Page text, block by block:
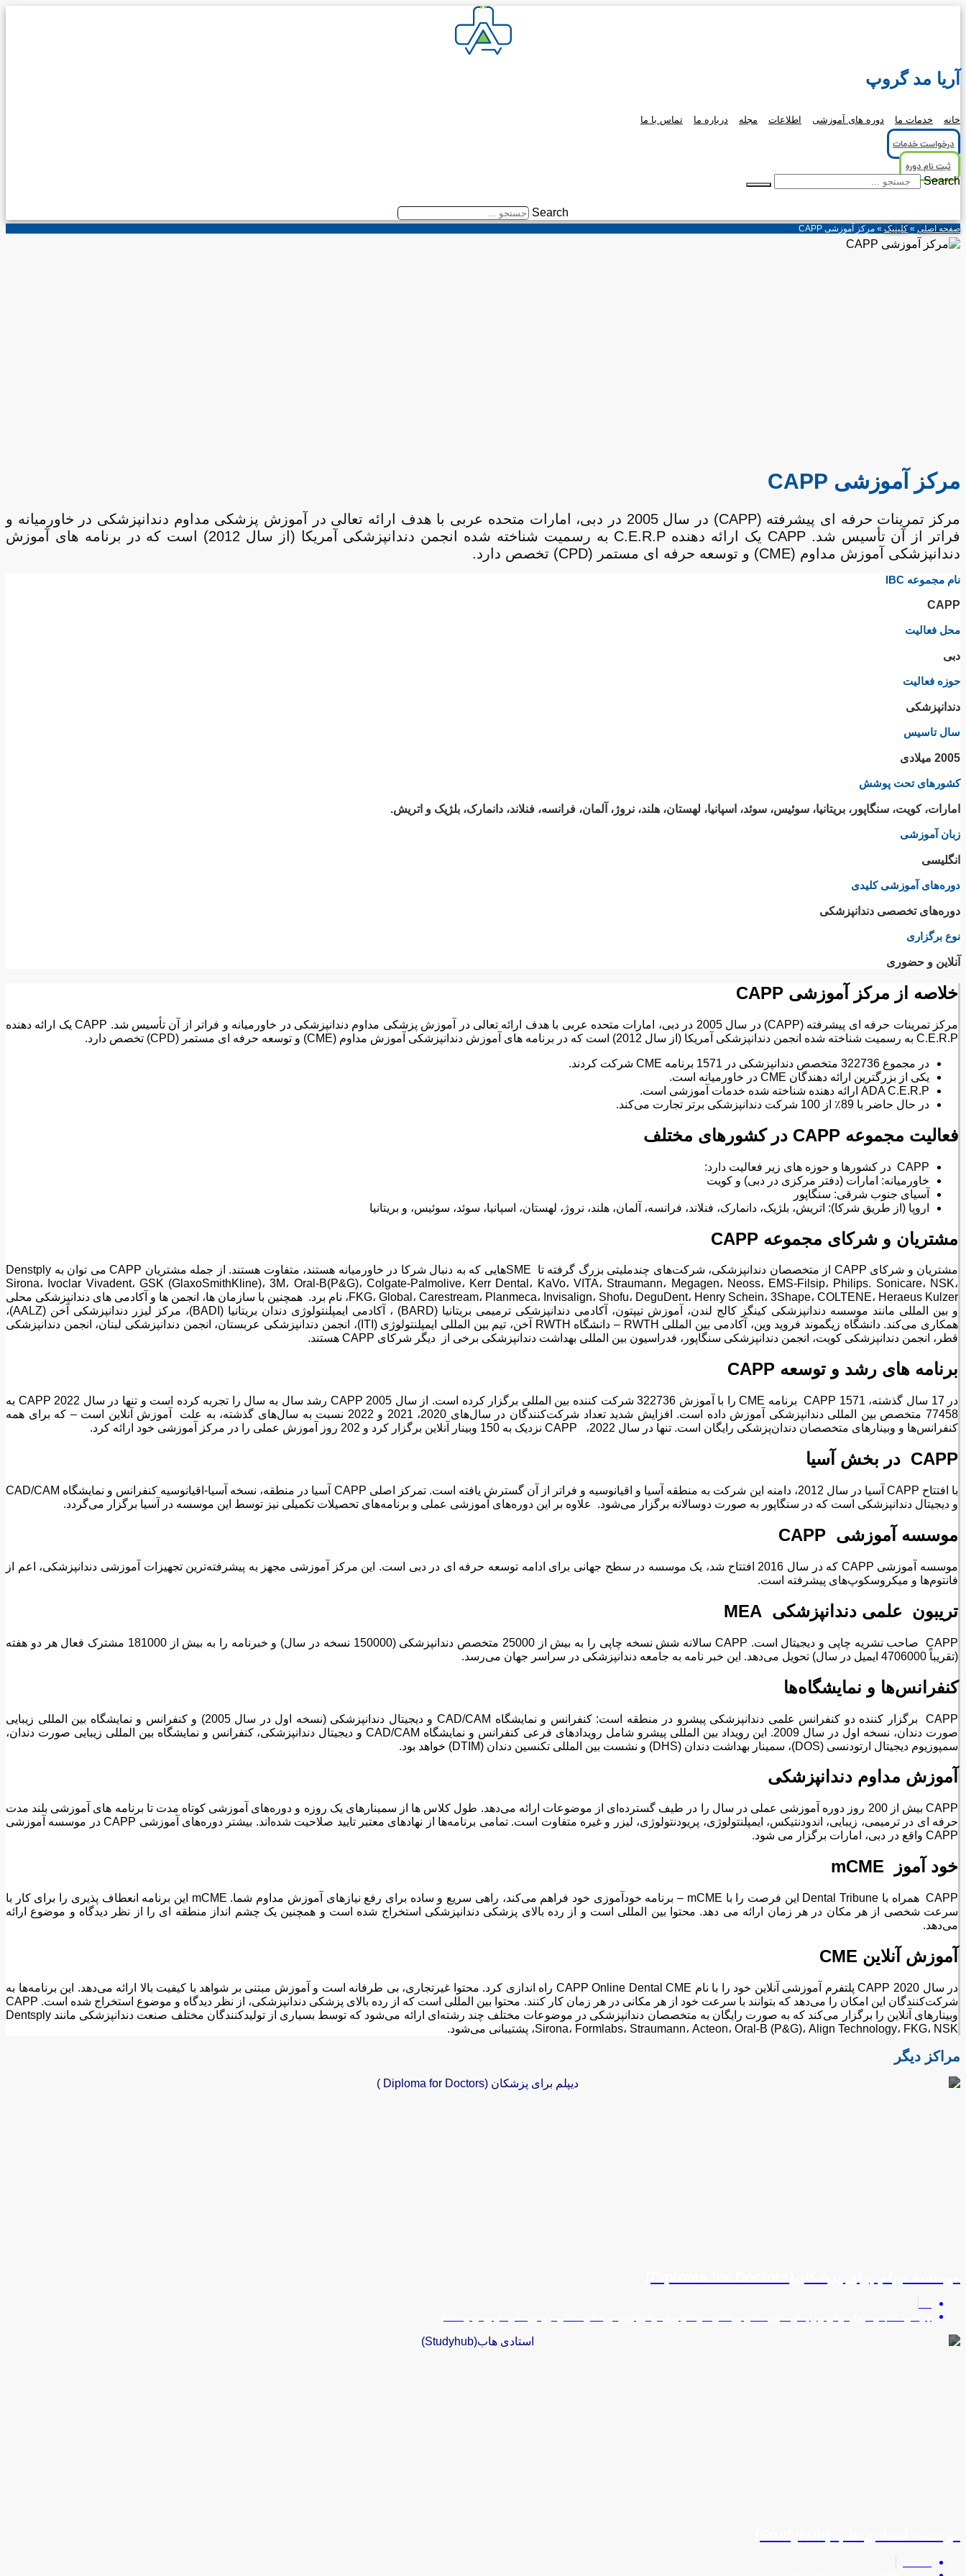
آریا مد گروپ
خانه خدمات ما دوره های آموزشی اطلاعات مجله درباره ما تماس با ما
درخواست خدمات
ثبت نام دوره
Search
Search
صفحه اصلی » کلینیک » مرکز آموزشی CAPP
مرکز آموزشی CAPP
مرکز تمرینات حرفه ای پیشرفته (CAPP) در سال 2005 در دبی، امارات متحده عربی با هدف ارائه تعالی در آموزش پزشکی مداوم دندانپزشکی در خاورمیانه و
فراتر از آن تأسیس شد. CAPP یک ارائه دهنده C.E.R.P به رسمیت شناخته شده انجمن دندانپزشکی آمریکا (از سال 2012) است که در برنامه های آموزش
دندانپزشکی آموزش مداوم (CME) و توسعه حرفه ای مستمر (CPD) تخصص دارد.
نام مجموعه IBC
CAPP
محل فعالیت
دبی
حوزه فعالیت
دندانپزشکی
سال تاسیس
2005 میلادی
کشورهای تحت پوشش
امارات، کویت، سنگاپور، بریتانیا، سوئیس، سوئد، اسپانیا، لهستان، هلند، نروژ، آلمان، فرانسه، فنلاند، دانمارک، بلژیک و اتریش.
زبان آموزشی
انگلیسی
دوره‌های آموزشی کلیدی
دوره‌های تخصصی دندانپزشکی
نوع برگزاری
آنلاین و حضوری
خلاصه از مرکز آموزشی CAPP
مرکز تمرینات حرفه ای پیشرفته (CAPP) در سال 2005 در دبی، امارات متحده عربی با هدف ارائه تعالی در آموزش پزشکی مداوم دندانپزشکی در خاورمیانه و فراتر از آن تأسیس شد. CAPP یک ارائه دهنده
C.E.R.P به رسمیت شناخته شده انجمن دندانپزشکی آمریکا (از سال 2012) است که در برنامه های آموزش دندانپزشکی آموزش مداوم (CME) و توسعه حرفه ای مستمر (CPD) تخصص دارد.
در مجموع 322736 متخصص دندانپزشکی در 1571 برنامه CME شرکت کردند.
یکی از بزرگترین ارائه دهندگان CME در خاورمیانه است.
ADA C.E.R.P ارائه دهنده شناخته شده خدمات آموزشی است.
در حال حاضر با 89٪ از 100 شرکت دندانپزشکی برتر تجارت می‌کند.
فعالیت مجموعه CAPP در کشورهای مختلف
CAPP در کشورها و حوزه های زیر فعالیت دارد:
خاورمیانه: امارات (دفتر مرکزی در دبی) و کویت
آسیای جنوب شرقی: سنگاپور
اروپا (از طریق شرکا): اتریش، بلژیک، دانمارک، فنلاند، فرانسه، آلمان، هلند، نروژ، لهستان، اسپانیا، سوئد، سوئیس، و بریتانیا
مشتریان و شرکای مجموعه CAPP
مشتریان و شرکای CAPP از متخصصان دندانپزشکی، شرکت‌های چندملیتی بزرگ گرفته تا SMEهایی که به دنبال شرکا در خاورمیانه هستند، متفاوت هستند. از جمله مشتریان CAPP می توان به Denstply
Sirona، Ivoclar Vivadent، GSK (GlaxoSmithKline)، 3M، Oral-B(P&G)، Colgate-Palmolive، Kerr Dental، KaVo، VITA، Straumann، Megagen، Neoss، EMS-Filsip، Philips. Sonicare، NSK،
FKG، Global، Carestream، Planmeca، Invisalign، Shofu، DeguDent، Henry Schein، 3Shape، COLTENE، Heraeus Kulzer، نام برد. همچنین با سازمان ها، انجمن ها و آکادمی های دندانپزشکی محلی
و بین المللی مانند موسسه دندانپزشکی کینگز کالج لندن، آموزش تیپتون، آکادمی دندانپزشکی ترمیمی بریتانیا (BARD) ، آکادمی ایمپلنتولوژی دندان بریتانیا (BADI)، مرکز لیزر دندانپزشکی آخن (AALZ)،
همکاری می‌کند. دانشگاه زیگموند فروید وین، آکادمی بین المللی RWTH – دانشگاه RWTH آخن، تیم بین المللی ایمپلنتولوژی (ITI)، انجمن دندانپزشکی عربستان، انجمن دندانپزشکی لبنان، انجمن دندانپزشکی
قطر، انجمن دندانپزشکی کویت، انجمن دندانپزشکی سنگاپور، فدراسیون بین المللی بهداشت دندانپزشکی برخی از دیگر شرکای CAPP هستند.
برنامه های رشد و توسعه CAPP
در 17 سال گذشته، CAPP 1571 برنامه CME را با آموزش 322736 شرکت کننده بین المللی برگزار کرده است. از سال 2005 CAPP رشد سال به سال را تجربه کرده است و تنها در سال 2022 CAPP به
77458 متخصص بین المللی دندانپزشکی آموزش داده است. افزایش شدید تعداد شرکت‌کنندگان در سال‌های 2020، 2021 و 2022 نسبت به سال‌های گذشته، به علت آموزش آنلاین است – که برای همه
کنفرانس‌ها و وبینارهای متخصصان دندان‌پزشکی رایگان است. تنها در سال 2022، CAPP نزدیک به 150 وبینار آنلاین برگزار کرد و 202 روز آموزش عملی را در مرکز آموزشی خود ارائه کرد.
CAPP در بخش آسیا
با افتتاح CAPP آسیا در سال 2012، دامنه این شرکت به منطقه آسیا و اقیانوسیه و فراتر از آن گسترش یافته است. تمرکز اصلی CAPP آسیا در منطقه، نسخه آسیا-اقیانوسیه کنفرانس و نمایشگاه CAD/CAM
و دیجیتال دندانپزشکی است که در سنگاپور به صورت دوسالانه برگزار می‌شود. علاوه بر این دوره‌های آموزشی عملی و برنامه‌های تحصیلات تکمیلی نیز توسط این موسسه در آسیا برگزار می‌گردد.
موسسه آموزشی
موسسه آموزشی CAPP که در سال 2016 افتتاح شد، یک موسسه در سطح جهانی برای ادامه توسعه حرفه ای در دبی است. این مرکز آموزشی مجهز به پیشرفته‌ترین تجهیزات آموزشی دندانپزشکی، اعم از
فانتوم‌ها و میکروسکوپ‌های پیشرفته است.
تریبون علمی دندانپزشکی
CAPP صاحب نشریه چاپی و دیجیتال است. CAPP سالانه شش نسخه چاپی را به بیش از 25000 متخصص دندانپزشکی (150000 نسخه در سال) و خبرنامه را به بیش از 181000 مشترک فعال هر دو هفته
(تقریباً 4706000 ایمیل در سال) تحویل می‌دهد. این خبر نامه به جامعه دندانپزشکی در سراسر جهان می‌رسد.
کنفرانس‌ها و نمایشگاه‌ها
CAPP برگزار کننده دو کنفرانس علمی دندانپزشکی پیشرو در منطقه است: کنفرانس و نمایشگاه CAD/CAM و دیجیتال دندانپزشکی (نسخه اول در سال 2005) و کنفرانس و نمایشگاه بین المللی زیبایی
صورت دندان، نسخه اول در سال 2009. این رویداد بین المللی پیشرو شامل رویدادهای فرعی کنفرانس و نمایشگاه CAD/CAM و دیجیتال دندانپزشکی، کنفرانس و نمایشگاه بین المللی زیبایی صورت دندان،
سمپوزیوم دیجیتال ارتودنسی (DOS)، سمینار بهداشت دندان (DHS) و نشست بین المللی تکنسین دندان (DTIM) خواهد بود.
آموزش مداوم دندانپزشکی
CAPP بیش از 200 روز دوره آموزشی عملی در سال را در طیف گسترده‌ای از موضوعات ارائه می‌دهد. طول کلاس ها از سمینارهای یک روزه و دوره‎‌های آموزشی کوتاه مدت تا برنامه های آموزشی بلند مدت
حرفه ای در ترمیمی، زیبایی، اندودنتیکس، ایمپلنتولوژی، پریودنتولوژی، لیزر و غیره متفاوت است. تمامی برنامه‌ها از نهادهای معتبر تایید صلاحیت شده‌اند. بیشتر دوره‌های آموزشی CAPP در موسسه آموزشی
CAPP واقع در دبی، امارات برگزار می شود.
خود آموز
CAPP همراه با Dental Tribune این فرصت را با mCME – برنامه خودآموزی خود فراهم می‌کند، راهی سریع و ساده برای رفع نیازهای آموزش مداوم شما. mCME این برنامه انعطاف پذیری را برای کار با
سرعت شخصی از هر مکان در هر زمان ارائه می دهد. محتوا بین المللی است و از رده بالای پزشکی دندانپزشکی استخراج شده است و همچنین یک چشم انداز منطقه ای را از نظر دیدگاه و موضوع ارائه
می‌دهد.
آموزش آنلاین
در سال 2020 CAPP پلتفرم آموزشی آنلاین خود را با نام CAPP Online Dental CME راه اندازی کرد. محتوا غیرتجاری، بی طرفانه است و آموزش مبتنی بر شواهد با کیفیت بالا ارائه می‌دهد. این برنامه‌ها به
شرکت‌کنندگان این امکان را می‌دهد که بتوانند با سرعت خود از هر مکانی در هر زمان کار کنند. محتوا بین المللی است که از رده بالای پزشکی دندانپزشکی، از نظر دیدگاه و موضوع استخراج شده است. CAPP
وبینارهای آنلاین را برگزار می‌کند که به صورت رایگان به متخصصان دندانپزشکی در موضوعات مختلف چند رشته‌ای ارائه می‌شود که توسط بسیاری از تولیدکنندگان مختلف صنعت دندانپزشکی مانند Dentsply
Sirona، Formlabs، Straumann، Acteon، Oral-B (P&G)، Align Technology، FKG، NSK، پشتیبانی می‌شود.
مراکز دیگر